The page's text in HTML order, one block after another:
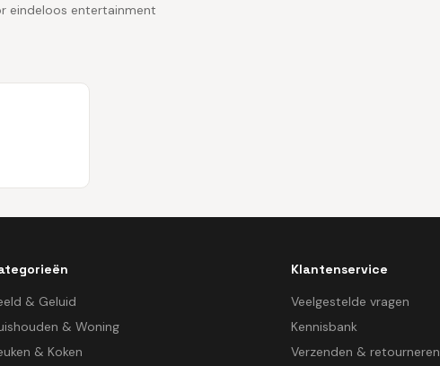
eindeloos entertainment
& Geluid
& Woning
& Koken
Klantenservice
Veelgestelde vragen
Kennisbank
Verzenden & retourneren